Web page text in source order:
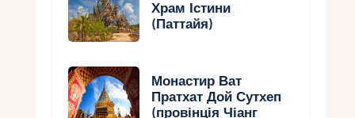
Храм Істини
(Паттайя)
Монастир Ват
Пратхат Дой Сутхеп
(провінція Чіанг